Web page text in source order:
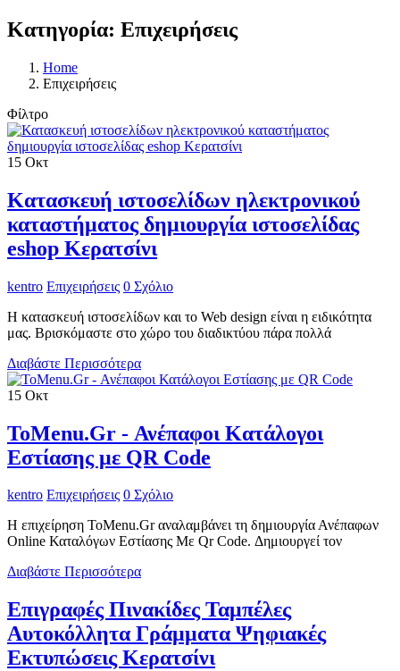
Κατηγορία: Επιχειρήσεις
Home
Επιχειρήσεις
Φίλτρο
15 Οκτ
Κατασκευή ιστοσελίδων ηλεκτρονικού
καταστήματος δημιουργία ιστοσελίδας
eshop Κερατσίνι
kentro Επιχειρήσεις 0 Σχόλιο
Η κατασκευή ιστοσελίδων και το Web design είναι η ειδικότητα
μας. Βρισκόμαστε στο χώρο του διαδικτύου πάρα πολλά
Διαβάστε Περισσότερα
15 Οκτ
ToMenu.Gr - Ανέπαφοι Κατάλογοι
Εστίασης με QR Code
kentro Επιχειρήσεις 0 Σχόλιο
Η επιχείρηση ToMenu.Gr αναλαμβάνει τη δημιουργία Ανέπαφων
Online Καταλόγων Εστίασης Με Qr Code. Δημιουργεί τον
Διαβάστε Περισσότερα
Επιγραφές Πινακίδες Ταμπέλες
Αυτοκόλλητα Γράμματα Ψηφιακές
Εκτυπώσεις Κερατσίνι